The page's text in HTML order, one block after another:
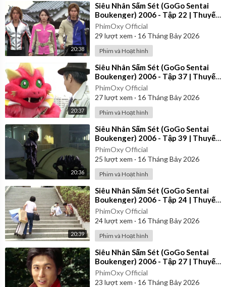
20:38
⁣Siêu Nhân Sấm Sét (GoGo Sentai
Boukenger) 2006 - Tập 22 | Thuyết
Minh
PhimOxy Official
29 lượt xem · 16 Tháng Bảy 2026
Phim và Hoạt hình
20:37
⁣Siêu Nhân Sấm Sét (GoGo Sentai
Boukenger) 2006 - Tập 37 | Thuyết
Minh
PhimOxy Official
27lượt xem · 16 Tháng Bảy 2026
Phim và Hoạt hình
20:36
⁣Siêu Nhân Sấm Sét (GoGo Sentai
Boukenger) 2006 - Tập 39 | Thuyết
Minh
PhimOxy Official
25 lượt xem · 16 Tháng Bảy 2026
Phim và Hoạt hình
20:39
⁣Siêu Nhân Sấm Sét (GoGo Sentai
Boukenger) 2006 - Tập 24 | Thuyết
Minh
PhimOxy Official
24lượt xem · 16 Tháng Bảy 2026
Phim và Hoạt hình
⁣Siêu Nhân Sấm Sét (GoGo Sentai
Boukenger) 2006 - Tập 27 | Thuyết
Minh
PhimOxy Official
23 lượt xem · 16 Tháng Bảy 2026